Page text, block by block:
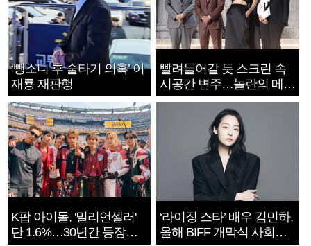
‘뺑소니 후 술타기 의혹’ 이
재룡 재판행
빨려들어갈 듯 스크린 속
시공간 변주…놀란의 메시
지는 ‘전쟁 속죄’
K팝 아이돌, '밀리언셀러'
단 1.6%…30년간 등장
‘라이징 스타’ 배우 김민하,
올해 BIFF 개막식 사회자